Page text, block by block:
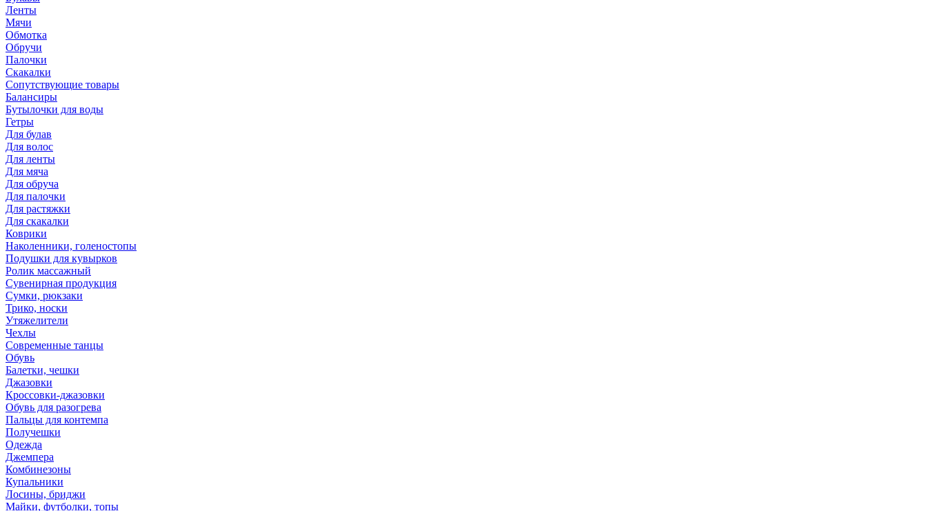
Ленты
Мячи
Обмотка
Обручи
Палочки
Скакалки
Сопутствующие товары
Балансиры
Бутылочки для воды
Гетры
Для булав
Для волос
Для ленты
Для мяча
Для обруча
Для палочки
Для растяжки
Для скакалки
Коврики
Наколенники, голеностопы
Подушки для кувырков
Ролик массажный
Сувенирная продукция
Сумки, рюкзаки
Трико, носки
Утяжелители
Чехлы
Современные танцы
Обувь
Балетки, чешки
Джазовки
Кроссовки-джазовки
Обувь для разогрева
Пальцы для контемпа
Получешки
Одежда
Джемпера
Комбинезоны
Купальники
Лосины, бриджи
Майки, футболки, топы